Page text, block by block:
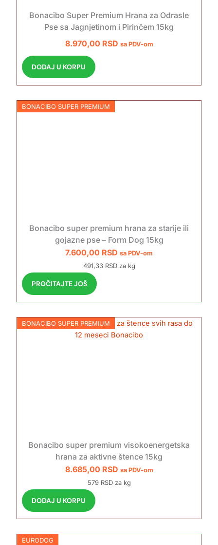
Bonacibo Super Premium Hrana za Odrasle
Pse sa Jagnjetinom i Pirinčem 15kg
8.970,00 RSD sa PDV-om
DODAJ U KORPU
BONACIBO SUPER PREMIUM
Bonacibo super premium hrana za starije ili
gojazne pse – Form Dog 15kg
7.600,00 RSD sa PDV-om
491,33 RSD za kg
PROČITAJTE JOŠ
BONACIBO SUPER PREMIUM
Bonacibo super premium visokoenergetska
hrana za aktivne štence 15kg
8.685,00 RSD sa PDV-om
579 RSD za kg
DODAJ U KORPU
EURODOG